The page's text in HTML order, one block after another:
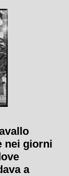
nei giorni
a